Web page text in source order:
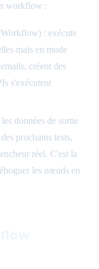
workflow :
: exécute
mais en mode
créent des
s'exécutent
données de sortie
prochains tests,
réel. C'est la
les nœuds en